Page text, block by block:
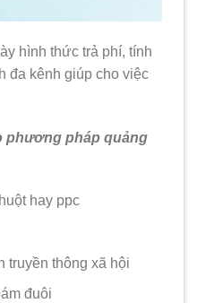
hình thức trả phí, tính
đa kênh giúp cho việc
phương pháp quảng
hay ppc
truyền thông xã hội
đuôi